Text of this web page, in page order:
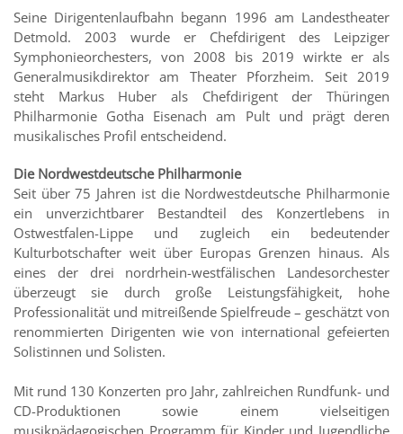
Seine Dirigentenlaufbahn begann 1996 am Landestheater
Detmold. 2003 wurde er Chefdirigent des Leipziger
Symphonieorchesters, von 2008 bis 2019 wirkte er als
Generalmusikdirektor am Theater Pforzheim. Seit 2019
steht Markus Huber als Chefdirigent der Thüringen
Philharmonie Gotha Eisenach am Pult und prägt deren
musikalisches Profil entscheidend.
Die Nordwestdeutsche Philharmonie
Seit über 75 Jahren ist die Nordwestdeutsche Philharmonie
ein unverzichtbarer Bestandteil des Konzertlebens in
Ostwestfalen-Lippe und zugleich ein bedeutender
Kulturbotschafter weit über Europas Grenzen hinaus. Als
eines der drei nordrhein-westfälischen Landesorchester
überzeugt sie durch große Leistungsfähigkeit, hohe
Professionalität und mitreißende Spielfreude – geschätzt von
renommierten Dirigenten wie von international gefeierten
Solistinnen und Solisten.
Mit rund 130 Konzerten pro Jahr, zahlreichen Rundfunk- und
CD-Produktionen sowie einem vielseitigen
musikpädagogischen Programm für Kinder und Jugendliche